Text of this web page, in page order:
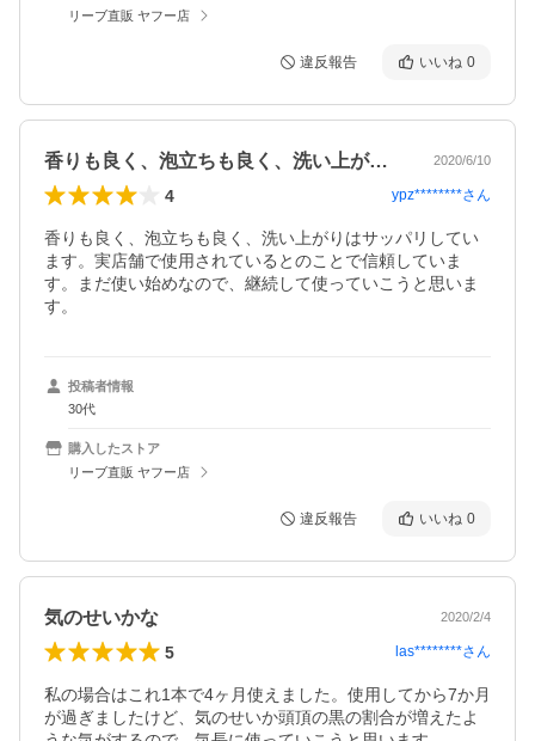
リーブ直販 ヤフー店
違反報告 いいね 0
香りも良く、泡立ちも良く、洗い上がりは… 2020/6/10
4 ypz********さん
香りも良く、泡立ちも良く、洗い上がりはサッパリしてい
ます。実店舗で使用されているとのことで信頼していま
す。まだ使い始めなので、継続して使っていこうと思いま
す。
投稿者情報
30代
購入したストア
リーブ直販 ヤフー店
違反報告 いいね 0
気のせいかな 2020/2/4
5 las********さん
私の場合はこれ1本で4ヶ月使えました。使用してから7か月
が過ぎましたけど、気のせいか頭頂の黒の割合が増えたよ